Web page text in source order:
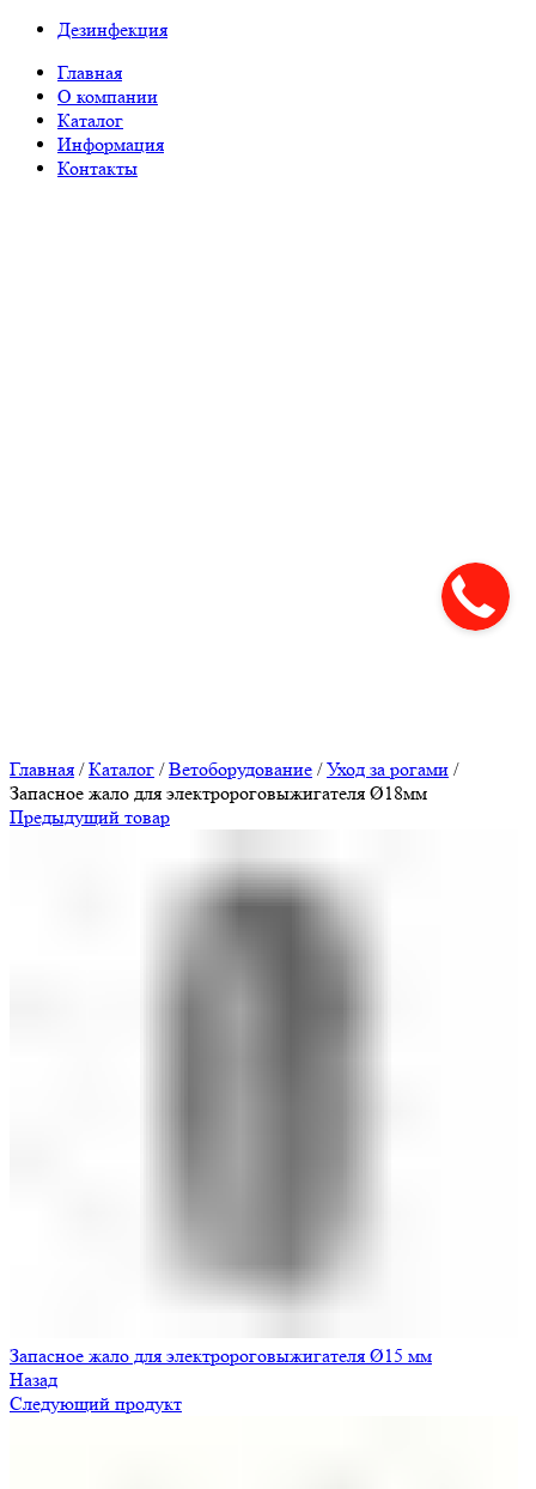
Дезинфекция
Главная
О компании
Каталог
Информация
Контакты
Главная /Каталог /Ветоборудование /Уход за рогами /
Запасное жало для электророговыжигателя Ø18мм
Предыдущий товар
Запасное жало для электророговыжигателя Ø15 мм
Назад
Следующий продукт